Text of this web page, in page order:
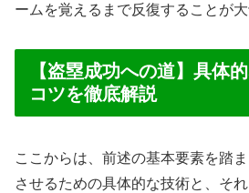
ームを覚えるまで反復することが大
【盗塁成功への道】具体
コツを徹底解説
ここからは、前述の基本要素を踏
させるための具体的な技術と、そ